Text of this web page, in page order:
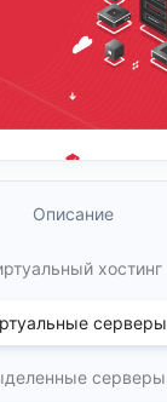
Описание
хостинг
серверы
серверы